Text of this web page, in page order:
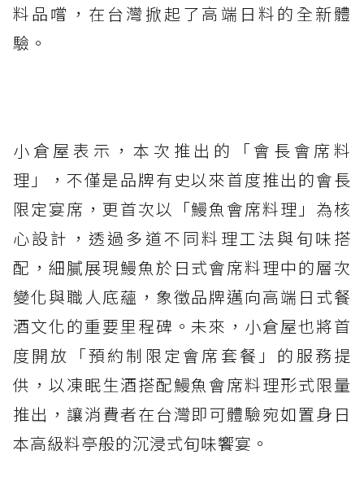
料品嚐，在台灣掀起了高端日料的全新體
驗。
小倉屋表示，本次推出的「會長會席料
理」，不僅是品牌有史以來首度推出的會長
限定宴席，更首次以「鰻魚會席料理」為核
心設計，透過多道不同料理工法與旬味搭
配，細膩展現鰻魚於日式會席料理中的層次
變化與職人底蘊，象徵品牌邁向高端日式餐
酒文化的重要里程碑。未來，小倉屋也將首
度開放「預約制限定會席套餐」的服務提
供，以凍眠生酒搭配鰻魚會席料理形式限量
推出，讓消費者在台灣即可體驗宛如置身日
本高級料亭般的沉浸式旬味饗宴。